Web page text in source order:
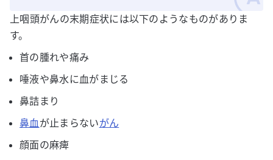
上咽頭がんの末期症状には以下のようなものがありま
す。
首の腫れや痛み
唾液や鼻水に血がまじる
鼻詰まり
鼻血が止まらないがん
顔面の麻痺